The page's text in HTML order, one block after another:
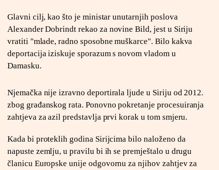
Glavni cilj, kao što je ministar unutarnjih poslova
Alexander Dobrindt rekao za novine Bild, jest u Siriju
vratiti "mlade, radno sposobne muškarce". Bilo kakva
deportacija iziskuje sporazum s novom vladom u
Damasku.
Njemačka nije izravno deportirala ljude u Siriju od 2012.
zbog građanskog rata. Ponovno pokretanje procesuiranja
zahtjeva za azil predstavlja prvi korak u tom smjeru.
Kada bi proteklih godina Sirijcima bilo naloženo da
napuste zemlju, u pravilu bi ih se premještalo u drugu
članicu Europske unije odgovornu za njihov zahtjev za